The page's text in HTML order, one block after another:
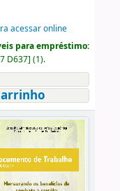
acessar online
para empréstimo:
D637] (1).